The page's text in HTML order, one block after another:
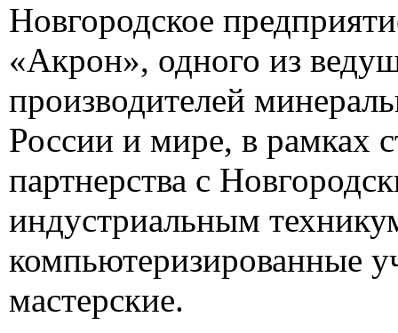
Новгородское
«Акрон», одного из
производителей
России и мире, в рамках
партнерства с
индустриальным
компьютеризированные
мастерские.